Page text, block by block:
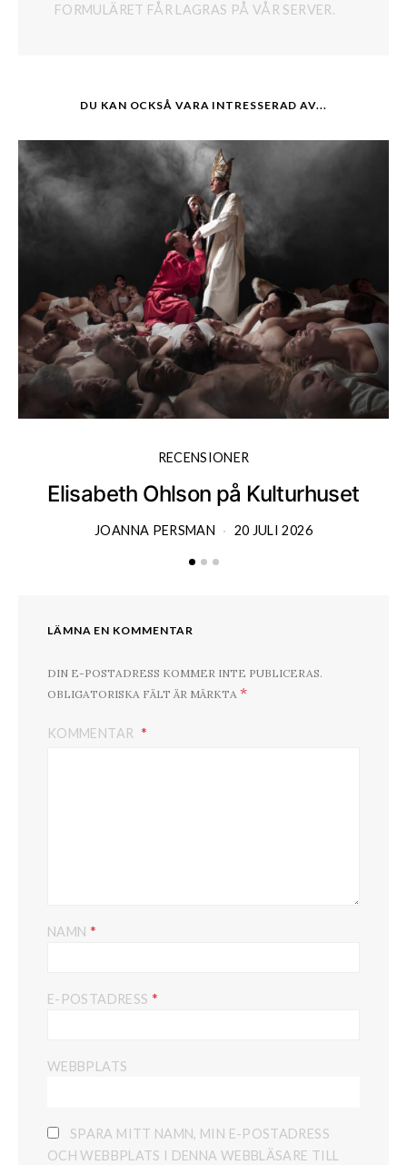
FORMULÄRET FÅR LAGRAS PÅ VÅR SERVER.
DU KAN OCKSÅ VARA INTRESSERAD AV...
RECENSIONER
Elisabeth Ohlson på Kulturhuset
JOANNA PERSMAN 20 JULI 2026
LÄMNA EN KOMMENTAR
DIN E-POSTADRESS KOMMER INTE PUBLICERAS.
OBLIGATORISKA FÄLT ÄR MÄRKTA *
KOMMENTAR
NAMN *
E-POSTADRESS *
WEBBPLATS
SPARA MITT NAMN, MIN E-POSTADRESS
OCH WEBBPLATS I DENNA WEBBLÄSARE TILL